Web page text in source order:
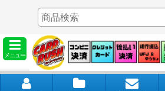
メニュー